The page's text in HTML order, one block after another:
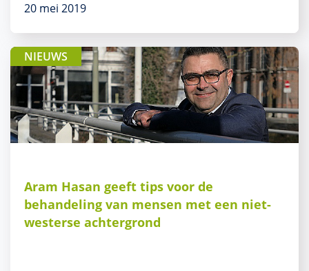
20 mei 2019
NIEUWS
Aram Hasan geeft tips voor de
behandeling van mensen met een niet-
westerse achtergrond